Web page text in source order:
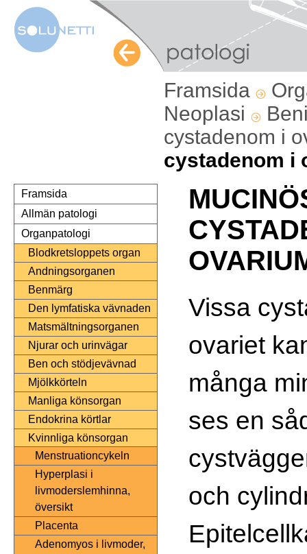
Framsida
Neoplasi
cystadenom i
cystadenom i
Framsida
Allmän patologi
Organpatologi
Blodkretsloppets organ
Andningsorganen
Benmärg
Den lymfatiska vävnaden
Matsmältningsorganen
Njurar och urinvägar
Ben och stödjevävnad
Mjölkkörteln
Manliga könsorgan
Endokrina körtlar
Kvinnliga könsorgan
Menstruationcykeln
Hyperplasi i
livmoderslemhinna,
översikt
Placenta
Adenomyos i livmoder,
Vissa
ovariet
många
ses en
och